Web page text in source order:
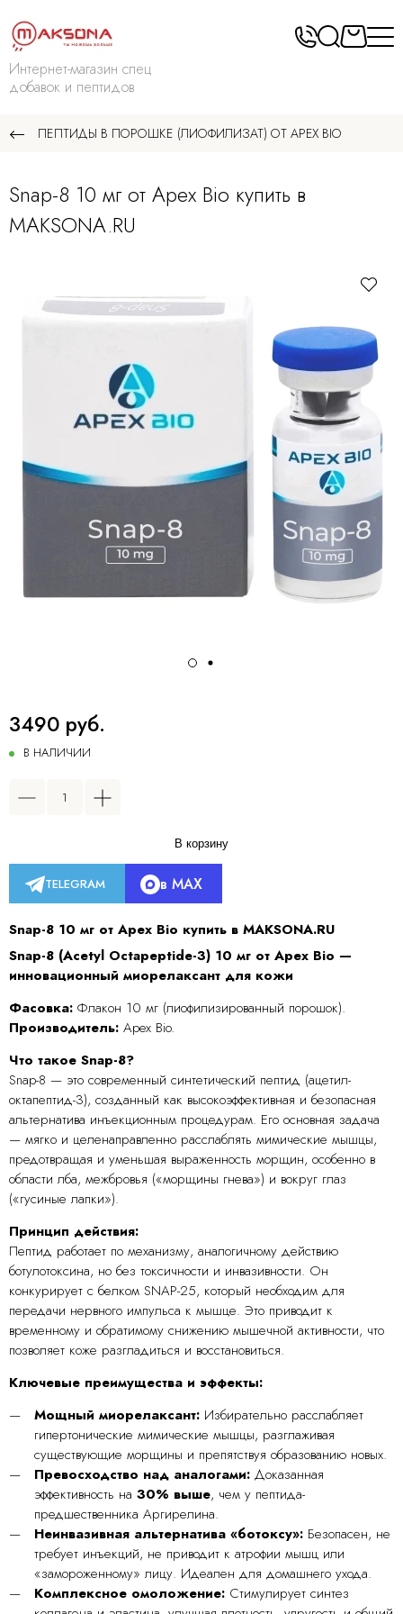
Интернет-магазин спец
добавок и пептидов
ПЕПТИДЫ В ПОРОШКЕ (ЛИОФИЛИЗАТ) ОТ APEX BIO
Snap-8 10 мг от Apex Bio купить в
MAKSONA.RU
3490 руб.
В НАЛИЧИИ
В корзину
TELEGRAM в MAX
Snap-8 10 мг от Apex Bio купить в MAKSONA.RU
Snap-8 (Acetyl Octapeptide-3) 10 мг от Apex Bio —
инновационный миорелаксант для кожи
Фасовка: Флакон 10 мг (лиофилизированный порошок).
Производитель: Apex Bio.
Что такое Snap-8?
Snap-8 — это современный синтетический пептид (ацетил-
октапептид-3), созданный как высокоэффективная и безопасная
альтернатива инъекционным процедурам. Его основная задача
— мягко и целенаправленно расслаблять мимические мышцы,
предотвращая и уменьшая выраженность морщин, особенно в
области лба, межбровья («морщины гнева») и вокруг глаз
(«гусиные лапки»).
Принцип действия:
Пептид работает по механизму, аналогичному действию
ботулотоксина, но без токсичности и инвазивности. Он
конкурирует с белком SNAP-25, который необходим для
передачи нервного импульса к мышце. Это приводит к
временному и обратимому снижению мышечной активности, что
позволяет коже разгладиться и восстановиться.
Ключевые преимущества и эффекты:
Мощный миорелаксант:Избирательно расслабляет
гипертонические мимические мышцы, разглаживая
существующие морщины и препятствуя образованию новых.
Превосходство над аналогами:Доказанная
эффективность на 30% выше, чем у пептида-
предшественника Аргирелина.
Неинвазивная альтернатива «ботоксу»:Безопасен, не
требует инъекций, не приводит к атрофии мышц или
«замороженному» лицу. Идеален для домашнего ухода.
Комплексное омоложение:Стимулирует синтез